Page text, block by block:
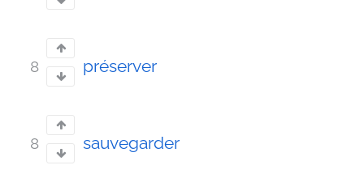
8 préserver
8 sauvegarder